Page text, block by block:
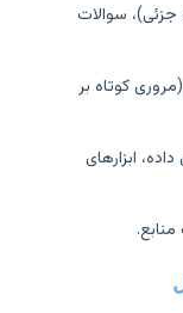
سوالات
بر